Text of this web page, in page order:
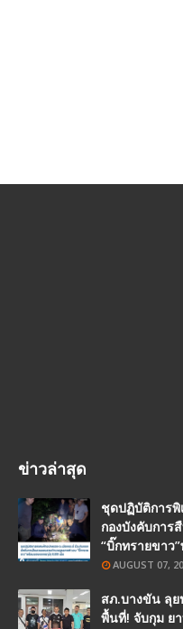
ข่าวล่าสุด
ชุดปฏิบัติการพิ
กองบังคับการ
“บิ๊กทรายขาว
AUGUST 07,
สภ.บางขัน ลุย
พื้นที่! จับกุม ย